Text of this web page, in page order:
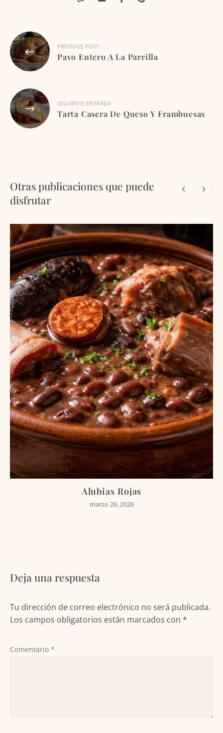
Navegación
de
entradas
PREVIOUS POST
Pavo Entero A La Parrilla
SIGUIENTE ENTRADA
Tarta Casera De Queso Y Frambuesas
Otras publicaciones que puede
disfrutar
Alubias Rojas
marzo 26, 2026
Deja una respuesta
Tu dirección de correo electrónico no será publicada.
Los campos obligatorios están marcados con *
Comentario *